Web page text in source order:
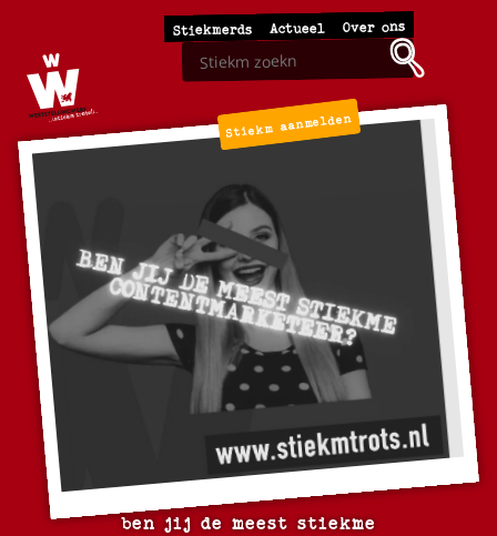
Stiekmerds Actueel Over ons
Stiekm aanmelden
ben jij de meest stiekme